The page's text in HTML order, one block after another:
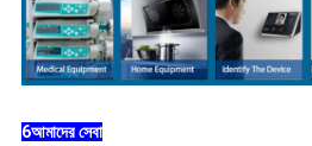
6আমাদের সেবা